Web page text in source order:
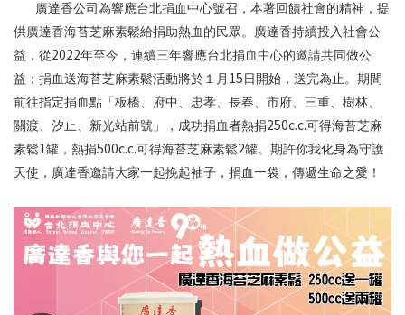
廣達香公司為響應台北捐血中心號召，本著回饋社會的精神，提
供廣達香海苔芝麻素鬆給捐助熱血的民眾。廣達香持續投入社會公
益，從2022年至今，連續三年響應台北捐血中心的邀請共同做公
益；捐血送海苔芝麻素鬆活動將於１月 15 日開始，送完為止。期間
前往指定捐血點「板橋、府中、忠孝、長春、市府、三重、樹林、
關渡、汐止、新光站前號」，成功捐血者熱捐250c.c.可得海苔芝麻
素鬆1罐，熱捐500c.c.可得海苔芝麻素鬆2罐。期許你我化身為守護
天使，廣達香邀請大家一起挽起袖子，捐血一袋，傳遞生命之愛！